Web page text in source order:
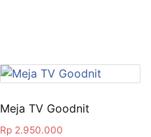
Meja TV Goodnit
Rp 2.950.000